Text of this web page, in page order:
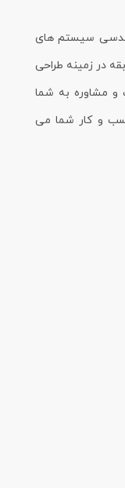
سیستم های
با بیش از ۱۵ سال سابقه در زمینه طراحی
و مشاوره به شما
و کار شما می